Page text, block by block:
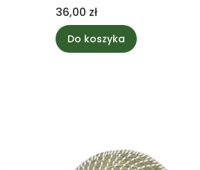
Cena
36,00 zł
Do koszyka